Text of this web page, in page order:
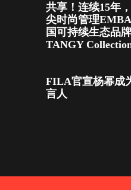
共享！连续15年
尖时尚管理
国可持续生态品
TANGY
FILA官宣杨幂成
言人